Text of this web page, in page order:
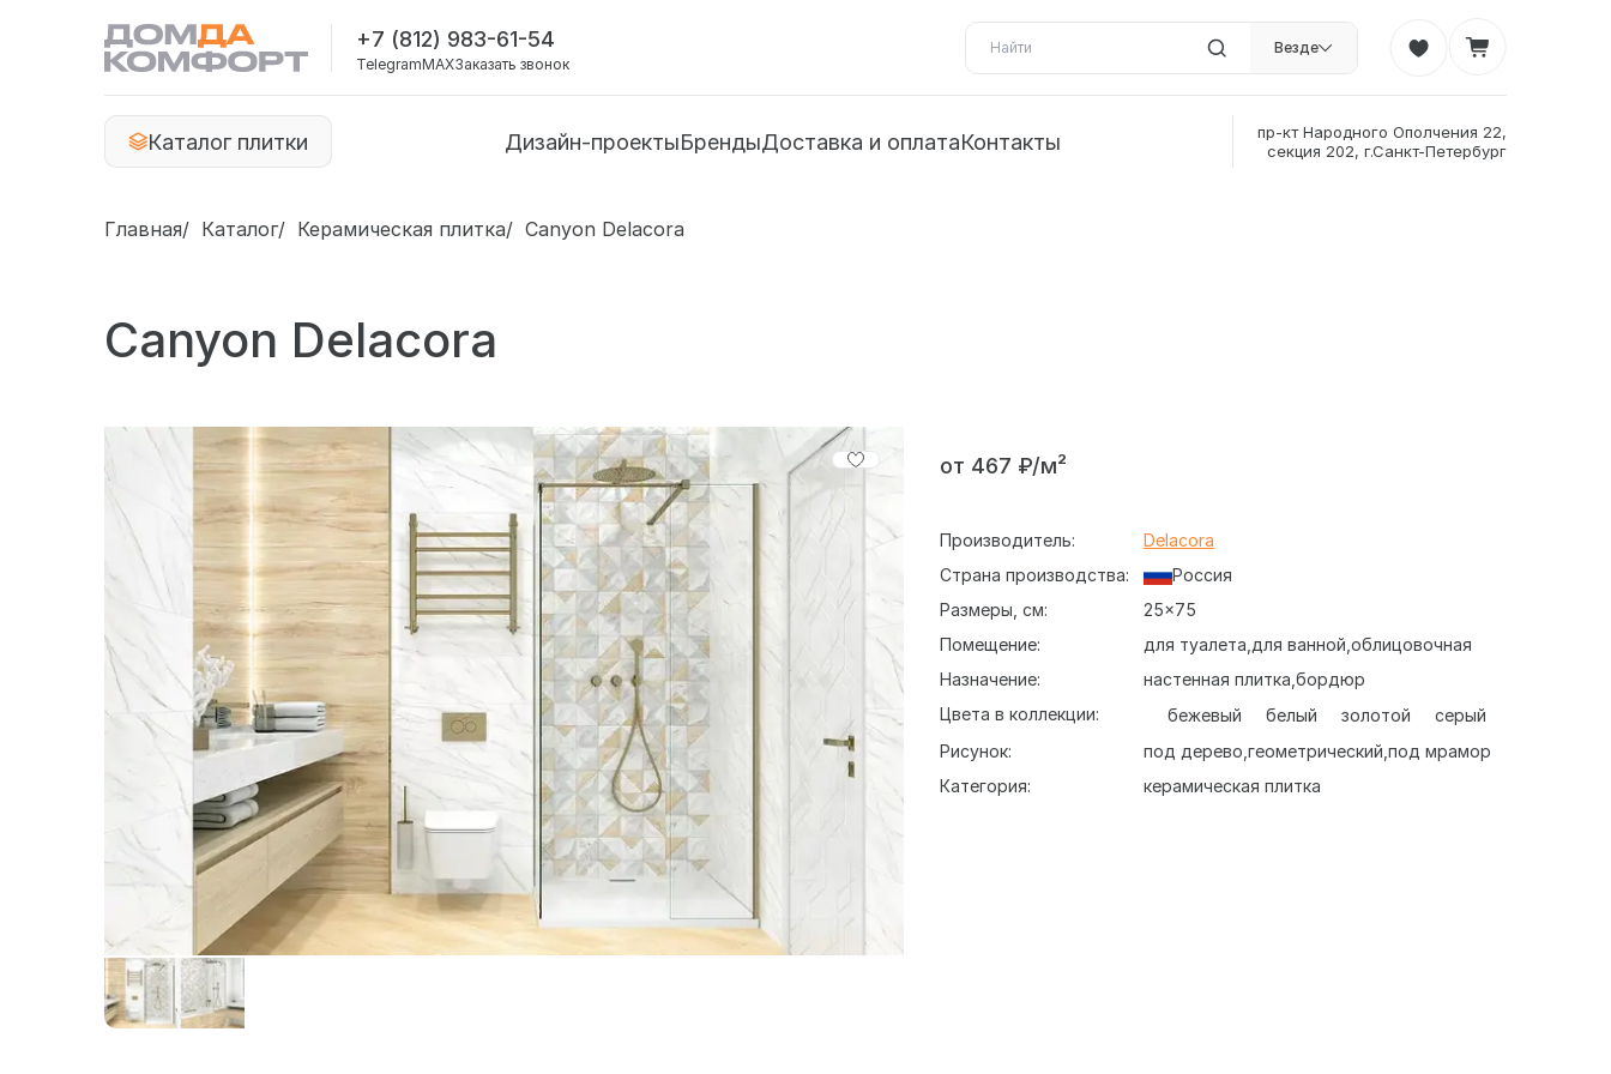
+7 (812) 983-61-54
TelegramMAXЗаказать звонок
Везде
Каталог плитки Дизайн-проектыБрендыДоставка и оплатаКонтакты
пр-кт Народного Ополчения 22,
секция 202, г.Санкт-Петербург
Главная Каталог Керамическая плитка Canyon Delacora
Canyon Delacora
от 467 ₽/м²
Производитель:
Delacora
Страна производства:
Россия
Размеры, см:
25x75
Помещение:
для туалета для ванной облицовочная
Назначение:
настенная плитка бордюр
Цвета в коллекции:
бежевый белый золотой
серый
Рисунок:
под дерево геометрический под мрамор
Категория:
керамическая плитка